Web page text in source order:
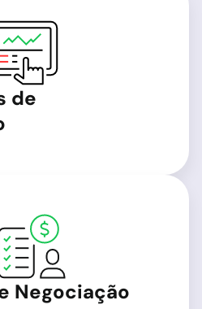
de
Negociação